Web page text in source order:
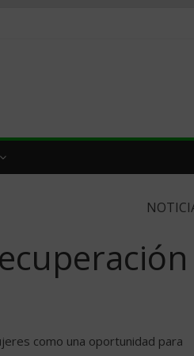
como una oportunidad para